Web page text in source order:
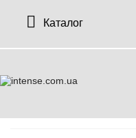
Каталог